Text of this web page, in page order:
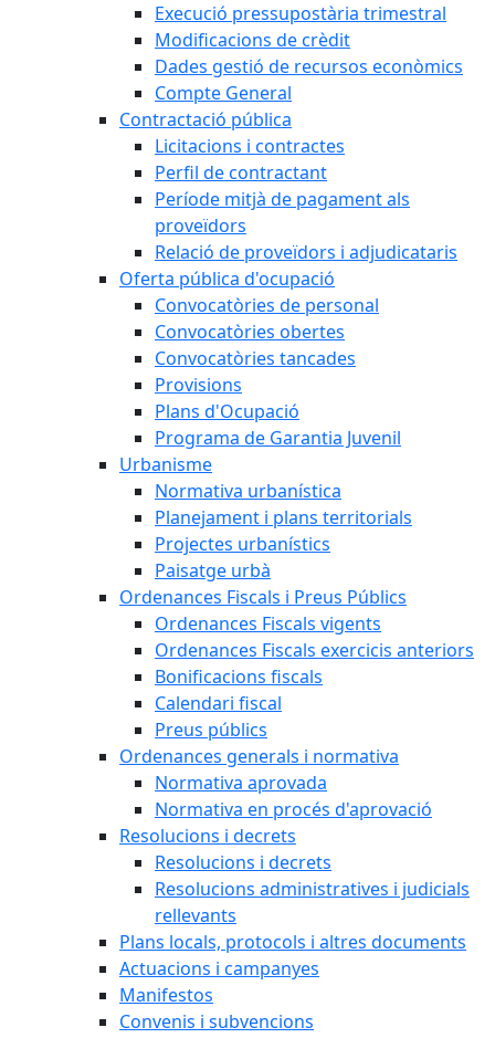
Execució pressupostària trimestral
Modificacions de crèdit
Dades gestió de recursos econòmics
Compte General
Contractació pública
Licitacions i contractes
Perfil de contractant
Període mitjà de pagament als
proveïdors
Relació de proveïdors i adjudicataris
Oferta pública d'ocupació
Convocatòries de personal
Convocatòries obertes
Convocatòries tancades
Provisions
Plans d'Ocupació
Programa de Garantia Juvenil
Urbanisme
Normativa urbanística
Planejament i plans territorials
Projectes urbanístics
Paisatge urbà
Ordenances Fiscals i Preus Públics
Ordenances Fiscals vigents
Ordenances Fiscals exercicis anteriors
Bonificacions fiscals
Calendari fiscal
Preus públics
Ordenances generals i normativa
Normativa aprovada
Normativa en procés d'aprovació
Resolucions i decrets
Resolucions i decrets
Resolucions administratives i judicials
rellevants
Plans locals, protocols i altres documents
Actuacions i campanyes
Manifestos
Convenis i subvencions